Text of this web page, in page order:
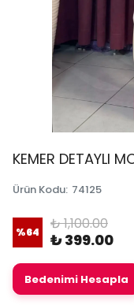
KEMER DETAYLI
Ürün Kodu: 74125
%64 ₺ 1,100.00
₺ 399.00
Bedenimi Hesapla